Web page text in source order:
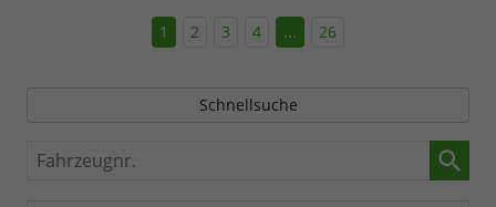
1 2 3 4 ... 26
Schnellsuche
Fahrzeugnr.